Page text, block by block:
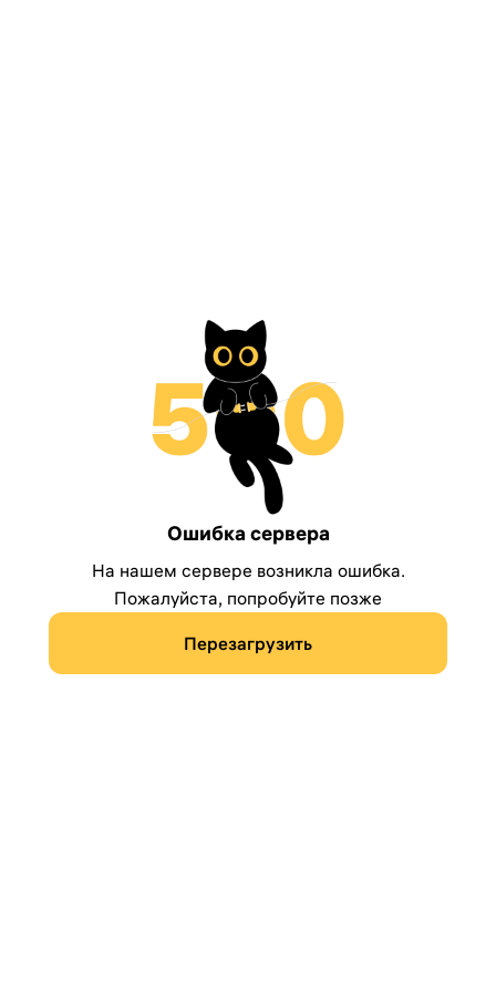
Ошибка сервера
На нашем сервере возникла ошибка.
Пожалуйста, попробуйте позже
Перезагрузить